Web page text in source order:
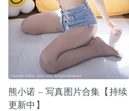
熊小诺 – 写真图片合集【持续
更新中】